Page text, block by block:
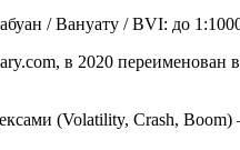
/ Вануату / BVI: до
в 2020 переименован
(Volatility, Crash,